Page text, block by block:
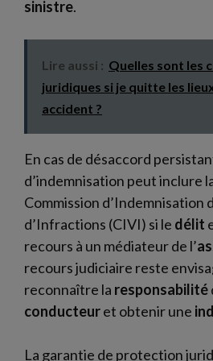
sinistre.
Lire aussi : Quelles sont les
juridiques si je quitte les
accident ?
En cas de désaccord
d’indemnisation peut inclure
Commission d’Indemnisation
d’Infractions (CIVI) si le délit
recours à un médiateur de l’
recours judiciaire reste
reconnaître la responsabilité
conducteuret obtenir une
La garantie de protection